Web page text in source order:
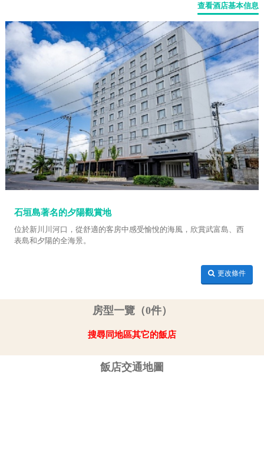
查看酒店基本信息
石垣島著名的夕陽觀賞地
位於新川川河口，從舒適的客房中感受愉悅的海風，欣賞武富島、西
表島和夕陽的全海景。
更改條件
房型一覽（0件）
搜尋同地區其它的飯店
飯店交通地圖